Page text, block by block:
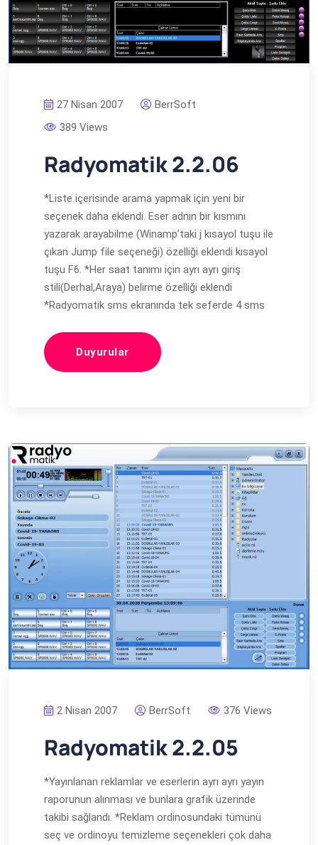
27 Nisan 2007
BerrSoft
389 Views
Radyomatik 2.2.06
*Liste içerisinde arama yapmak için yeni bir
seçenek daha eklendi. Eser adnın bir kısmını
yazarak arayabilme (Winamp’taki j kısayol tuşu ile
çıkan Jump file seçeneği) özelliği eklendi kısayol
tuşu F6. *Her saat tanımı için ayrı ayrı giriş
stili(Derhal,Araya) belirme özelliği eklendi
*Radyomatik sms ekranında tek seferde 4 sms
Duyurular
2 Nisan 2007 BerrSoft 376 Views
Radyomatik 2.2.05
*Yayınlanan reklamlar ve eserlerin ayrı ayrı yayın
raporunun alınması ve bunlara grafik üzerinde
takibi sağlandı. *Reklam ordinosundaki tümünü
seç ve ordinoyu temizleme seçenekleri çok daha